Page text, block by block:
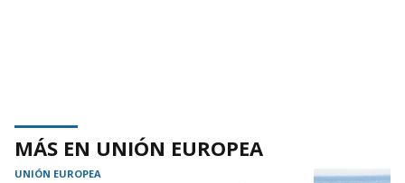
MÁS EN UNIÓN EUROPEA
UNIÓN EUROPEA